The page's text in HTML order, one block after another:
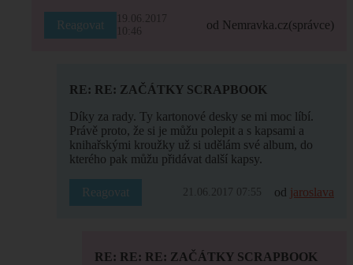
Reagovat
19.06.2017
10:46
od Nemravka.cz(správce)
RE: RE: ZAČÁTKY SCRAPBOOK
Díky za rady. Ty kartonové desky se mi moc líbí.
Právě proto, že si je můžu polepit a s kapsami a
knihařskými kroužky už si udělám své album, do
kterého pak můžu přidávat další kapsy.
Reagovat 21.06.2017 07:55 od jaroslava
RE: RE: RE: ZAČÁTKY SCRAPBOOK